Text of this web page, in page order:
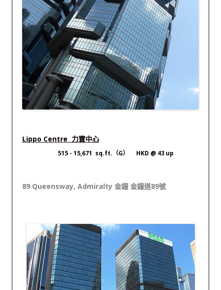
Lippo Centre 力寶中心
515 - 15,671 sq.ft.（G） HKD @ 43 up
89 Queensway, Admiralty 金鐘 金鐘道89號